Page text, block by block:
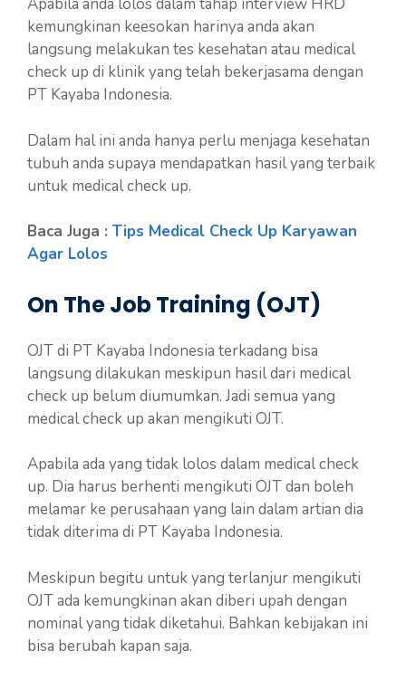
Apabila anda lolos dalam tahap interview HRD
kemungkinan keesokan harinya anda akan
langsung melakukan tes kesehatan atau medical
check up di klinik yang telah bekerjasama dengan
PT Kayaba Indonesia.
Dalam hal ini anda hanya perlu menjaga kesehatan
tubuh anda supaya mendapatkan hasil yang terbaik
untuk medical check up.
Baca Juga : Tips Medical Check Up Karyawan
Agar Lolos
On The Job Training (OJT)
OJT di PT Kayaba Indonesia terkadang bisa
langsung dilakukan meskipun hasil dari medical
check up belum diumumkan. Jadi semua yang
medical check up akan mengikuti OJT.
Apabila ada yang tidak lolos dalam medical check
up. Dia harus berhenti mengikuti OJT dan boleh
melamar ke perusahaan yang lain dalam artian dia
tidak diterima di PT Kayaba Indonesia.
Meskipun begitu untuk yang terlanjur mengikuti
OJT ada kemungkinan akan diberi upah dengan
nominal yang tidak diketahui. Bahkan kebijakan ini
bisa berubah kapan saja.